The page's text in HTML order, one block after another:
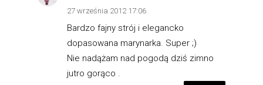
27 września 2012 17:06
Bardzo fajny strój i elegancko
dopasowana marynarka. Super ;)
Nie nadążam nad pogodą dziś zimno
jutro gorąco .